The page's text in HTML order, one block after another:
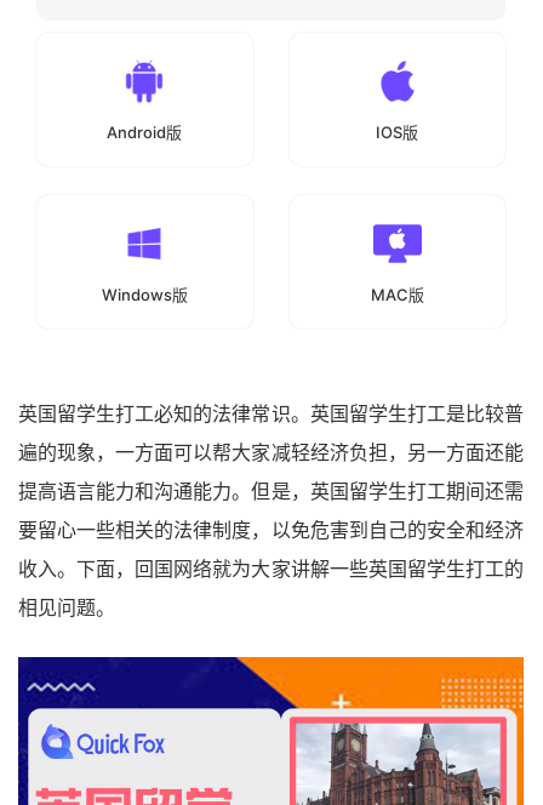
Android版 IOS版
Windows版 MAC版
英国留学生打工必知的法律常识。英国留学生打工是比较普
遍的现象，一方面可以帮大家减轻经济负担，另一方面还能
提高语言能力和沟通能力。但是，英国留学生打工期间还需
要留心一些相关的法律制度，以免危害到自己的安全和经济
收入。下面，回国网络就为大家讲解一些英国留学生打工的
相见问题。